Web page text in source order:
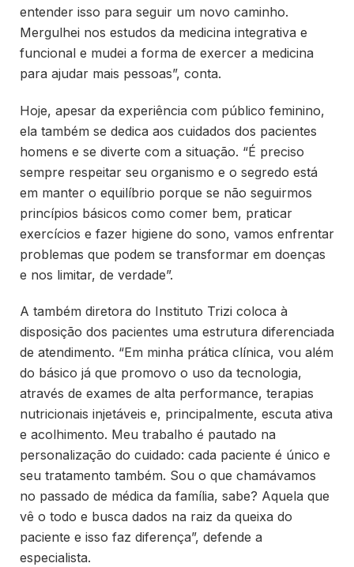
entender isso para seguir um novo caminho.
Mergulhei nos estudos da medicina integrativa e
funcional e mudei a forma de exercer a medicina
para ajudar mais pessoas”, conta.
Hoje, apesar da experiência com público feminino,
ela também se dedica aos cuidados dos pacientes
homens e se diverte com a situação. “É preciso
sempre respeitar seu organismo e o segredo está
em manter o equilíbrio porque se não seguirmos
princípios básicos como comer bem, praticar
exercícios e fazer higiene do sono, vamos enfrentar
problemas que podem se transformar em doenças
e nos limitar, de verdade”.
A também diretora do Instituto Trizi coloca à
disposição dos pacientes uma estrutura diferenciada
de atendimento. “Em minha prática clínica, vou além
do básico já que promovo o uso da tecnologia,
através de exames de alta performance, terapias
nutricionais injetáveis e, principalmente, escuta ativa
e acolhimento. Meu trabalho é pautado na
personalização do cuidado: cada paciente é único e
seu tratamento também. Sou o que chamávamos
no passado de médica da família, sabe? Aquela que
vê o todo e busca dados na raiz da queixa do
paciente e isso faz diferença”, defende a
especialista.